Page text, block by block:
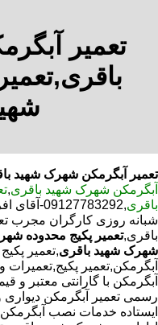
تعمیر
تعمیر آبگرمکن شهرک شهید
آبگرمکن شهرک شهید باقری,
باقری
شبانه روزی کارگران مجرب
باقری,تعمیر پکیج محدوده
شهرک شهید باقری,تعمیر
آبگرمکن,تعمیر
آبگرمکن با گارانتی معتبر
رسمی تعمیر آبگرمکن دیواری و
ایستاده خدمات نصب